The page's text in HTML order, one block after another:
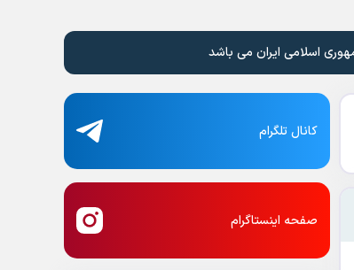
اسلامی ایران می باشد
کانال تلگرام
صفحه اینستاگرام